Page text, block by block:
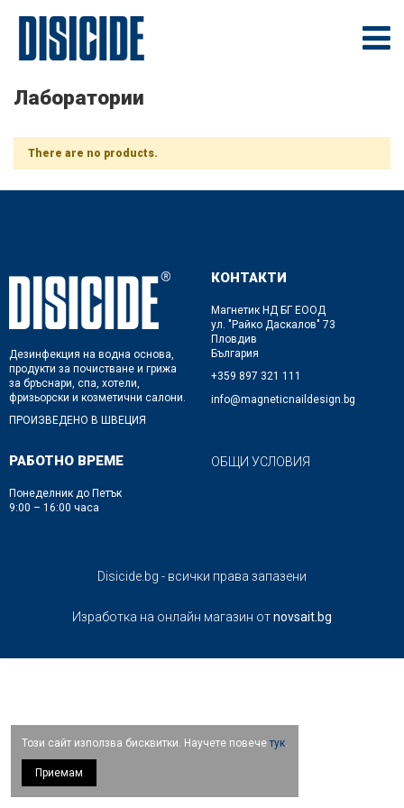
Лаборатории
There are no products.
Дезинфекция на водна основа,
продукти за почистване и грижа
за бръснари, спа, хотели,
фризьорски и козметични салони.
ПРОИЗВЕДЕНО В ШВЕЦИЯ
КОНТАКТИ
Магнетик НД БГ ЕООД
ул. "Райко Даскалов" 73
Пловдив
България
+359 897 321 111
info@magneticnaildesign.bg
РАБОТНО ВРЕМЕ
Понеделник до Петък
9:00 – 16:00 часа
ОБЩИ УСЛОВИЯ
Disicide.bg - всички права запазени
Изработка на онлайн магазин отnovsait.bg
Този сайт използва бисквитки. Научете повечетук.
Приемам